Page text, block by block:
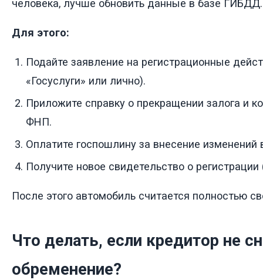
человека, лучше обновить данные в базе ГИБДД.
Для этого:
Подайте заявление на регистрационные
«Госуслуги» или лично).
Приложите справку о прекращении залога и
ФНП.
Оплатите госпошлину за внесение изменений
Получите новое свидетельство о
После этого автомобиль считается полностью
Что делать, если кредитор не
обременение?